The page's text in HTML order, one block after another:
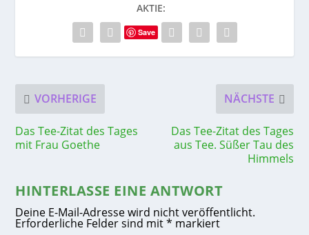
AKTIE:
Save
VORHERIGE
Das Tee-Zitat des Tages
mit Frau Goethe
NÄCHSTE
Das Tee-Zitat des Tages
aus Tee. Süßer Tau des
Himmels
HINTERLASSE EINE ANTWORT
Deine E-Mail-Adresse wird nicht veröffentlicht.
Erforderliche Felder sind mit* markiert